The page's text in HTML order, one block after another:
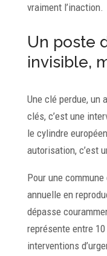
vraiment l’inaction.
Un poste
invisible,
Une clé perdue, un
clés, c’est une
le cylindre
autorisation, c’est
Pour une
annuelle en
dépasse
représente entre
interventions